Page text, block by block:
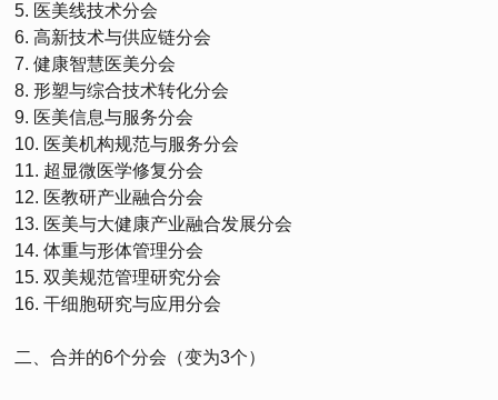
5. 医美线技术分会
6. 高新技术与供应链分会
7. 健康智慧医美分会
8. 形塑与综合技术转化分会
9. 医美信息与服务分会
10. 医美机构规范与服务分会
11. 超显微医学修复分会
12. 医教研产业融合分会
13. 医美与大健康产业融合发展分会
14. 体重与形体管理分会
15. 双美规范管理研究分会
16. 干细胞研究与应用分会
二、合并的6个分会（变为3个）